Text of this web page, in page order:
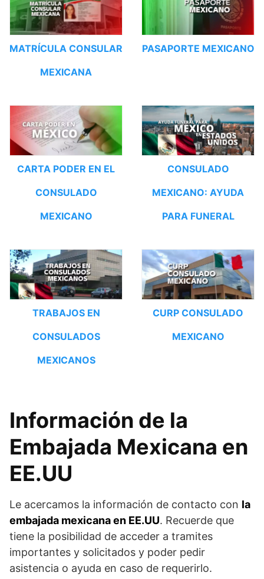
MATRÍCULA CONSULAR
MEXICANA
PASAPORTE MEXICANO
CARTA PODER EN EL
CONSULADO
MEXICANO
CONSULADO
MEXICANO: AYUDA
PARA FUNERAL
TRABAJOS EN
CONSULADOS
MEXICANOS
CURP CONSULADO
MEXICANO
Información de la
Embajada Mexicana en
EE.UU
Le acercamos la información de contacto con la
embajada mexicana en EE.UU. Recuerde que
tiene la posibilidad de acceder a tramites
importantes y solicitados y poder pedir
asistencia o ayuda en caso de requerirlo.